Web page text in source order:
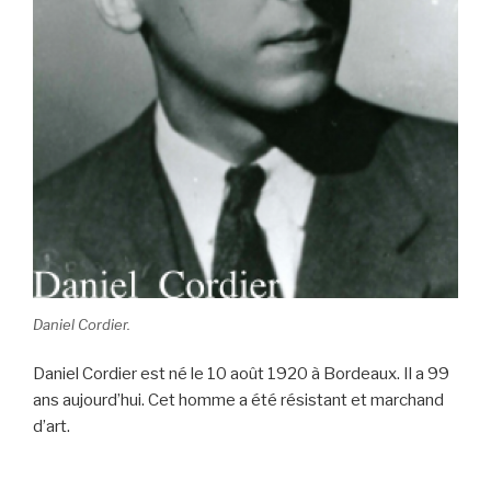
Daniel Cordier.
Daniel Cordier est né le 10 août 1920 à Bordeaux. Il a 99
ans aujourd’hui. Cet homme a été résistant et marchand
d’art.